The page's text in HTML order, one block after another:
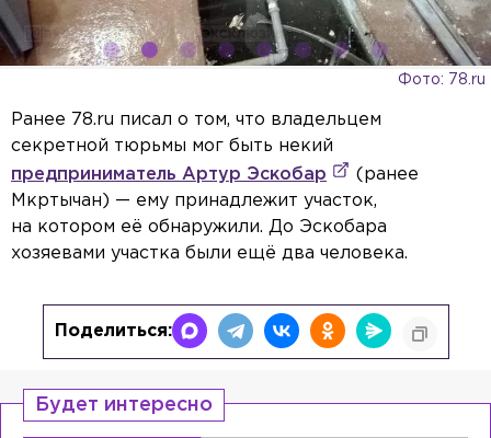
Фото: 78.ru
Ранее 78.ru писал о том, что владельцем
секретной тюрьмы мог быть некий
предприниматель Артур Эскобар
(ранее
Мкртычан) — ему принадлежит участок,
на котором её обнаружили. До Эскобара
хозяевами участка были ещё два человека.
Поделиться:
Будет интересно